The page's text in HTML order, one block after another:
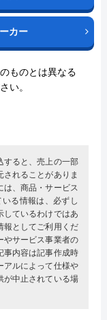
カー
ものとは異なる
い。
ると、売上の一部
れることがありま
、商品・サービス
る情報は、必ずし
しているわけではあ
報としてご利用くだ
サービス事業者の
内容は記事作成時
アルによって仕様や
が中止されている場